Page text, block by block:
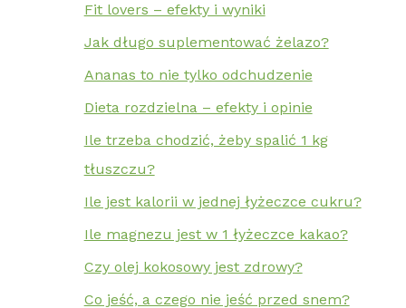
Fit lovers – efekty i wyniki
Jak długo suplementować żelazo?
Ananas to nie tylko odchudzenie
Dieta rozdzielna – efekty i opinie
Ile trzeba chodzić, żeby spalić 1 kg
tłuszczu?
Ile jest kalorii w jednej łyżeczce cukru?
Ile magnezu jest w 1 łyżeczce kakao?
Czy olej kokosowy jest zdrowy?
Co jeść, a czego nie jeść przed snem?